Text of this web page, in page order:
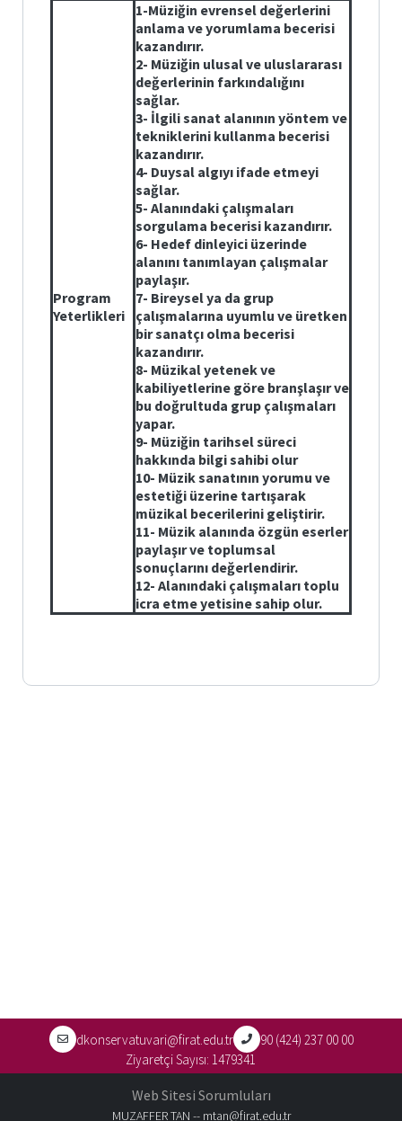
Program
Yeterlikleri
1-Müziğin evrensel değerlerini
anlama ve yorumlama becerisi
kazandırır.
2- Müziğin ulusal ve uluslararası
değerlerinin farkındalığını
sağlar.
3- İlgili sanat alanının yöntem ve
tekniklerini kullanma becerisi
kazandırır.
4- Duysal algıyı ifade etmeyi
sağlar.
5- Alanındaki çalışmaları
sorgulama becerisi kazandırır.
6- Hedef dinleyici üzerinde
alanını tanımlayan çalışmalar
paylaşır.
7- Bireysel ya da grup
çalışmalarına uyumlu ve üretken
bir sanatçı olma becerisi
kazandırır.
8- Müzikal yetenek ve
kabiliyetlerine göre branşlaşır ve
bu doğrultuda grup çalışmaları
yapar.
9- Müziğin tarihsel süreci
hakkında bilgi sahibi olur
10- Müzik sanatının yorumu ve
estetiği üzerine tartışarak
müzikal becerilerini geliştirir.
11- Müzik alanında özgün eserler
paylaşır ve toplumsal
sonuçlarını değerlendirir.
12- Alanındaki çalışmaları toplu
icra etme yetisine sahip olur.
dkonservatuvari@firat.edu.tr
90 (424) 237 00 00
Ziyaretçi Sayısı: 1479341
Web Sitesi Sorumluları
MUZAFFER TAN -- mtan@firat.edu.tr